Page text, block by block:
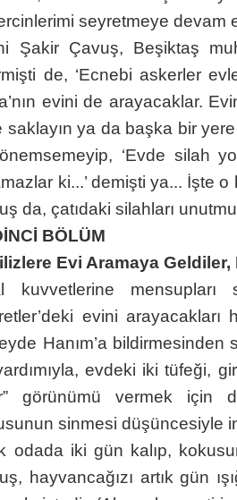
seyretmeye devam
Şakir Çavuş, Beşiktaş
de, ‘Ecnebi askerler
evini de arayacaklar.
saklayın ya da başka bir
‘Evde silah
ki...’ demişti ya... İşte
da, çatıdaki silahları
BÖLÜM
Evi Aramaya Geldiler,
kuvvetlerine mensupları
evini
Hanım’a
evdeki iki tüfeği,
görünümü vermek için
sinmesi düşüncesiyle
odada iki gün kalıp,
hayvancağızı artık gün